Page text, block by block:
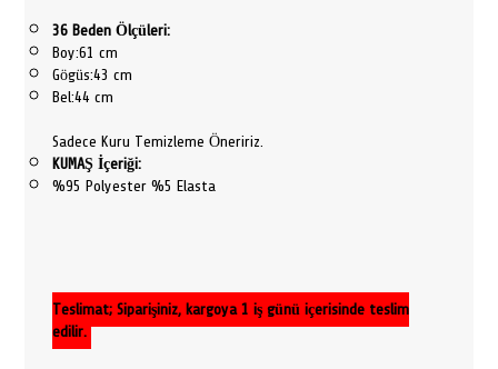
36 Beden Ölçüleri:
Boy:61 cm
Gögüs:43 cm
Bel:44 cm
Sadece Kuru Temizleme Öneririz.
KUMAŞ İçeriği:
%95 Polyester %5 Elasta
Teslimat; Siparişiniz, kargoya 1 iş günü içerisinde teslim
edilir.